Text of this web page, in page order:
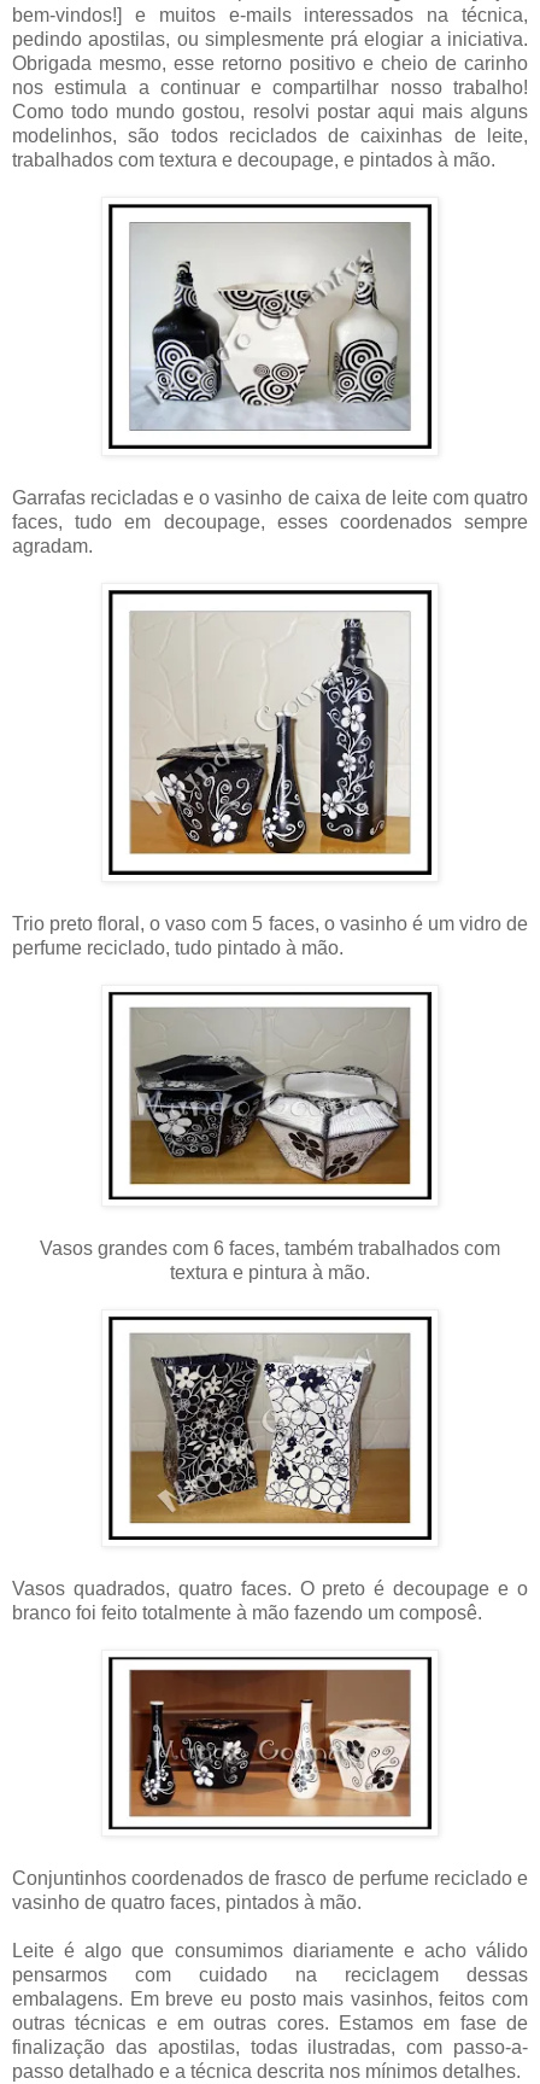
bem-vindos!] e muitos e-mails interessados na técnica,
pedindo apostilas, ou simplesmente prá elogiar a iniciativa.
Obrigada mesmo, esse retorno positivo e cheio de carinho
nos estimula a continuar e compartilhar nosso trabalho!
Como todo mundo gostou, resolvi postar aqui mais alguns
modelinhos, são todos reciclados de caixinhas de leite,
trabalhados com textura e decoupage, e pintados à mão.
Garrafas recicladas e o vasinho de caixa de leite com quatro
faces, tudo em decoupage, esses coordenados sempre
agradam.
Trio preto floral, o vaso com 5 faces, o vasinho é um vidro de
perfume reciclado, tudo pintado à mão.
Vasos grandes com 6 faces, também trabalhados com
textura e pintura à mão.
Vasos quadrados, quatro faces. O preto é decoupage e o
branco foi feito totalmente à mão fazendo um composê.
Conjuntinhos coordenados de frasco de perfume reciclado e
vasinho de quatro faces, pintados à mão.
Leite é algo que consumimos diariamente e acho válido
pensarmos com cuidado na reciclagem dessas
embalagens. Em breve eu posto mais vasinhos, feitos com
outras técnicas e em outras cores. Estamos em fase de
finalização das apostilas, todas ilustradas, com passo-a-
passo detalhado e a técnica descrita nos mínimos detalhes.